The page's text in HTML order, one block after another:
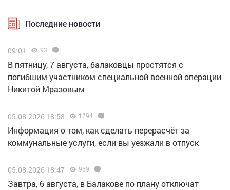
Последние новости
09:01 93
В пятницу, 7 августа, балаковцы простятся с
погибшим участником специальной военной операции
Никитой Мразовым
05.08.2026 18:58 1294
Информация о том, как сделать перерасчёт за
коммунальные услуги, если вы уезжали в отпуск
05.08.2026 18:47 959
Завтра, 6 августа, в Балакове по плану отключат